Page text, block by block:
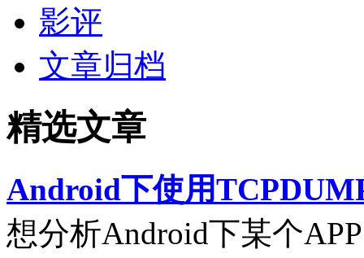
影评
文章归档
精选文章
Android下使用
想分析Android下某个